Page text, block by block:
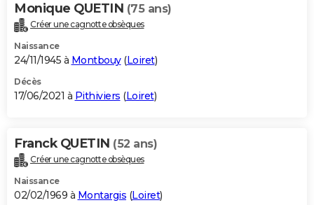
Monique QUETIN (75 ans)
Créer une cagnotte obsèques
Naissance
24/11/1945 à Montbouy(Loiret)
Décès
17/06/2021 à Pithiviers (Loiret)
Franck QUETIN (52 ans)
Créer une cagnotte obsèques
Naissance
02/02/1969 à Montargis (Loiret)